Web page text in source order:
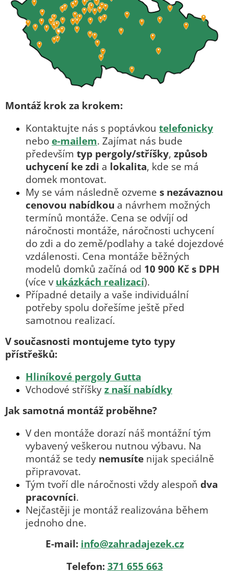
Montáž krok za krokem:
Kontaktujte nás s poptávkou telefonicky
nebo e-mailem. Zajímat nás bude
především typ pergoly/stříšky, způsob
uchycení ke zdi a lokalita, kde se má
domek montovat.
My se vám následně ozveme s nezávaznou
cenovou nabídkou a návrhem možných
termínů montáže. Cena se odvíjí od
náročnosti montáže, náročnosti uchycení
do zdi a do země/podlahy a také dojezdové
vzdálenosti. Cena montáže běžných
modelů domků začíná od 10 900 Kč s DPH
(více v ukázkách realizací).
Případné detaily a vaše individuální
potřeby spolu dořešíme ještě před
samotnou realizací.
V současnosti montujeme tyto typy
přístřešků:
Hliníkové pergoly Gutta
Vchodové stříšky z naší nabídky
Jak samotná montáž proběhne?
V den montáže dorazí náš montážní tým
vybavený veškerou nutnou výbavu. Na
montáž se tedy nemusíte nijak speciálně
připravovat.
Tým tvoří dle náročnosti vždy alespoň dva
pracovníci.
Nejčastěji je montáž realizována během
jednoho dne.
E-mail: info@zahradajezek.cz
Telefon: 371 655 663